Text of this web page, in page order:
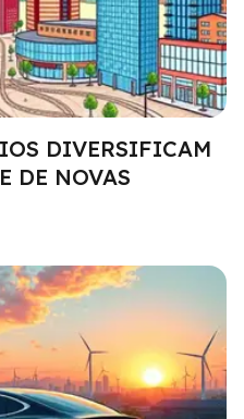
DIVERSIFICAM
DE NOVAS